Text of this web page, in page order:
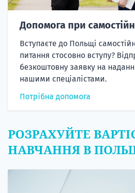
Допомога при
Вступаєте до Польщі
питання стосовно вступу?
безкоштовну заявку на
нашими спеціалістами.
Потрібна допомога
РОЗРАХУЙТЕ
НАВЧАННЯ В